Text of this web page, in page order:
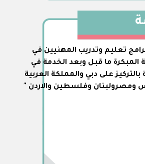
تعليم وتدريب المهنيين في
المبكرة ما قبل وبعد الخدمة في
بالتركيز على دبي والمملكة العربية
ومصرولبنان وفلسطين والاردن "